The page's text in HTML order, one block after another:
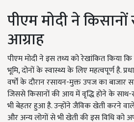
पीएम मोदी ने
आग्राह
पीएम मोदी ने इस तथ्य को रेखांकित किया
भूमि, दोनों के स्वास्थ्य के लिए महत्वपूर्ण है.
वर्षों के दौरान रसायन-मुक्त उपज का बाजार
जिससे किसानों की आय में वृद्धि होने के साथ-
भी बेहतर हुआ है. उन्होंने जैविक खेती करने
और अन्य लोगों से भी खेती की इस विधि को